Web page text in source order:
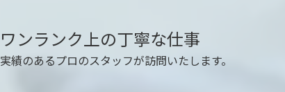
ワンランク上の丁寧な仕事
実績のあるプロのスタッフが訪問いたします。